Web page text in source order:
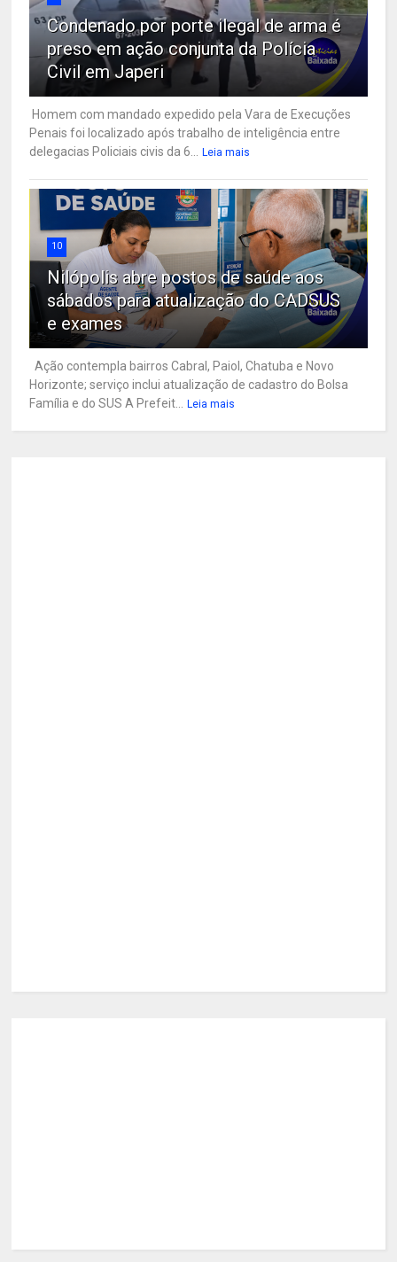
Condenado por porte ilegal de arma é
preso em ação conjunta da Polícia
Civil em Japeri
Homem com mandado expedido pela Vara de Execuções
Penais foi localizado após trabalho de inteligência entre
delegacias Policiais civis da 6...
Leia mais
10
Nilópolis abre postos de saúde aos
sábados para atualização do CADSUS
e exames
Ação contempla bairros Cabral, Paiol, Chatuba e Novo
Horizonte; serviço inclui atualização de cadastro do Bolsa
Família e do SUS A Prefeit...
Leia mais